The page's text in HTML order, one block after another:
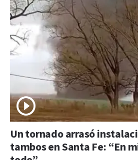
Un tornado arrasó
tambos en Santa Fe: “En